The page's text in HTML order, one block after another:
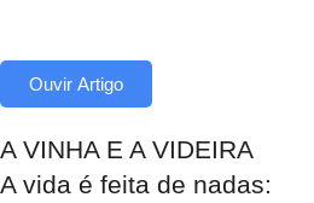
Ouvir Artigo
A VINHA E A VIDEIRA
A vida é feita de nadas: